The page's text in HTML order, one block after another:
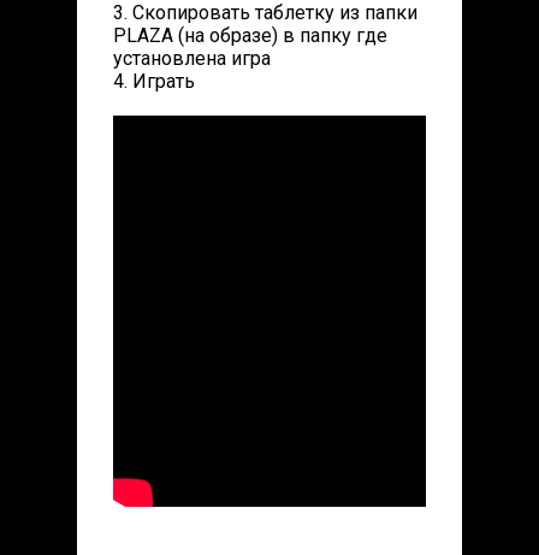
3. Скопировать таблетку из папки
PLAZA (на образе) в папку где
установлена игра
4. Играть